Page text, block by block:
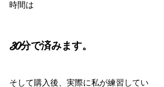
時間は
30分で済みます。
そして購入後、実際に私が練習してい